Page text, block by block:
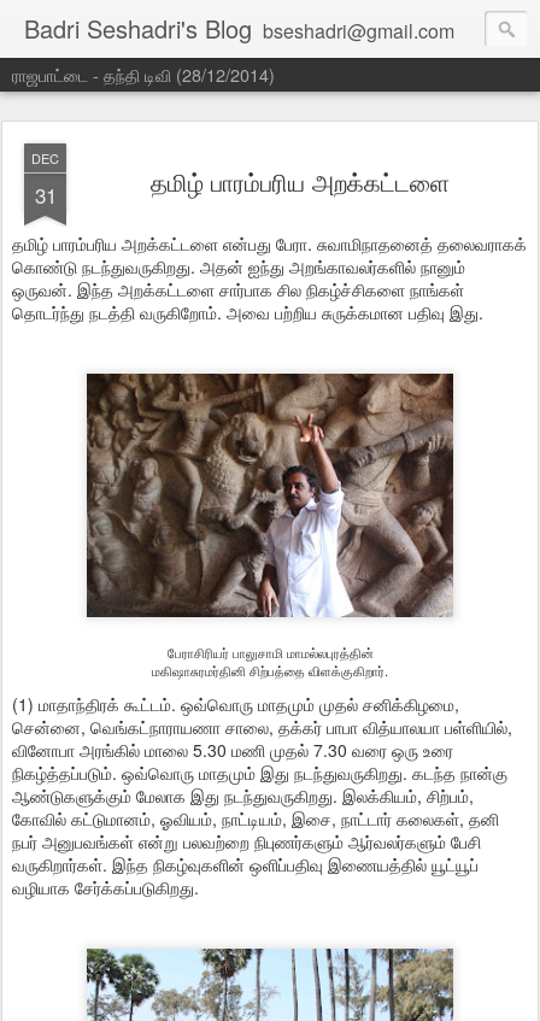
Badri Seshadri's Blog bseshadri@gmail.com
ராஜபாட்டை - தந்தி டிவி (28/12/2014)
DEC
31 தமிழ் பாரம்பரிய அறக்கட்டளை
தமிழ் பாரம்பரிய அறக்கட்டளை என்பது பேரா. சுவாமிநாதனைத் தலைவராகக்
கொண்டு நடந்துவருகிறது. அதன் ஐந்து அறங்காவலர்களில் நானும்
ஒருவன். இந்த அறக்கட்டளை சார்பாக சில நிகழ்ச்சிகளை நாங்கள்
தொடர்ந்து நடத்தி வருகிறோம். அவை பற்றிய சுருக்கமான பதிவு இது.
பேராசிரியர் பாலுசாமி மாமல்லபுரத்தின்
மகிஷாசுரமர்தினி சிற்பத்தை விளக்குகிறார்.
(1) மாதாந்திரக் கூட்டம். ஒவ்வொரு மாதமும் முதல் சனிக்கிழமை,
சென்னை, வெங்கட்நாராயணா சாலை, தக்கர் பாபா வித்யாலயா பள்ளியில்,
வினோபா அரங்கில் மாலை 5.30 மணி முதல் 7.30 வரை ஒரு உரை
நிகழ்த்தப்படும். ஒவ்வொரு மாதமும் இது நடந்துவருகிறது. கடந்த நான்கு
ஆண்டுகளுக்கும் மேலாக இது நடந்துவருகிறது. இலக்கியம், சிற்பம்,
கோவில் கட்டுமானம், ஓவியம், நாட்டியம், இசை, நாட்டார் கலைகள், தனி
நபர் அனுபவங்கள் என்று பலவற்றை நிபுணர்களும் ஆர்வலர்களும் பேசி
வருகிறார்கள். இந்த நிகழ்வுகளின் ஒளிப்பதிவு இணையத்தில் யூட்யூப்
வழியாக சேர்க்கப்படுகிறது.